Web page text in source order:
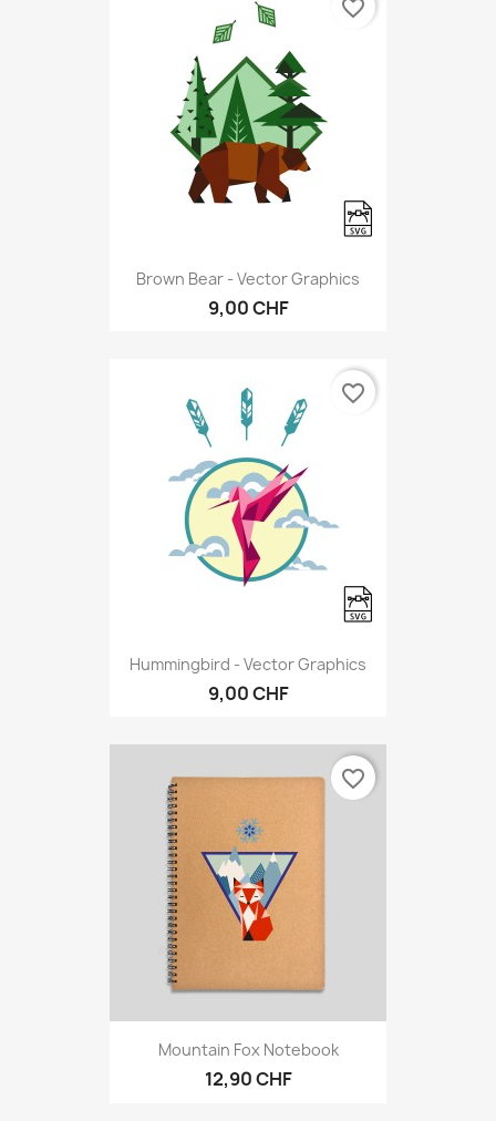
Brown Bear - Vector Graphics
9,00 CHF
favorite_border
Hummingbird - Vector Graphics
9,00 CHF
favorite_border
Mountain Fox Notebook
12,90 CHF
favorite_border